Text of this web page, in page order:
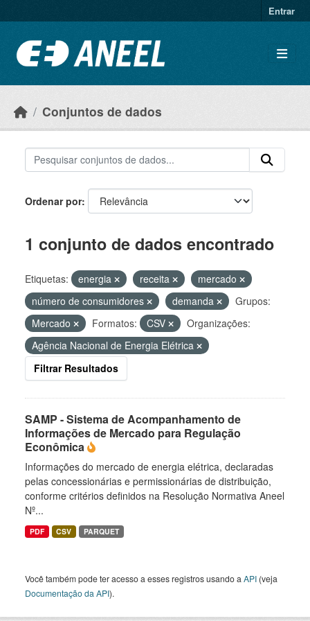
Entrar
Conjuntos de dados
Ordenar por
1 conjunto de dados encontrado
Etiquetas: energia receita
mercado
número de consumidores
demanda
Grupos:
Mercado
Formatos: CSV
Organizações:
Agência Nacional de Energia Elétrica
Filtrar Resultados
SAMP - Sistema de Acompanhamento de
Informações de Mercado para Regulação
Econômica
Informações do mercado de energia elétrica, declaradas
pelas concessionárias e permissionárias de distribuição,
conforme critérios definidos na Resolução Normativa Aneel
Nº...
PDF CSV PARQUET
Você também pode ter acesso a esses registros usando a API (veja
Documentação da API).